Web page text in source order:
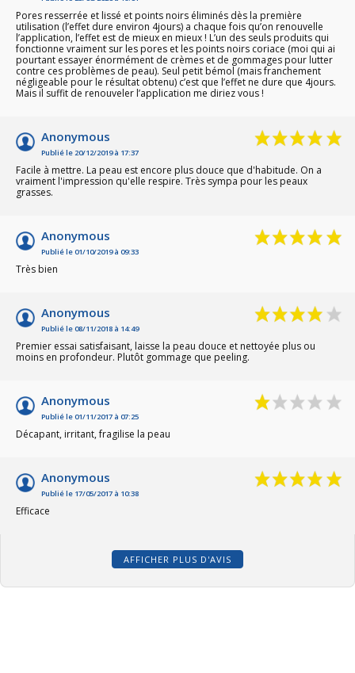
Pores resserrée et lissé et points noirs éliminés dès la première
utilisation (l’effet dure environ 4jours) a chaque fois qu’on renouvelle
l’application, l’effet est de mieux en mieux ! L’un des seuls produits qui
fonctionne vraiment sur les pores et les points noirs coriace (moi qui ai
pourtant essayer énormément de crèmes et de gommages pour lutter
contre ces problèmes de peau). Seul petit bémol (mais franchement
négligeable pour le résultat obtenu) c’est que l’effet ne dure que 4jours.
Mais il suffit de renouveler l’application me diriez vous !
Anonymous
Publié le 20/12/2019 à 17:37
Facile à mettre. La peau est encore plus douce que d'habitude. On a
vraiment l'impression qu'elle respire. Très sympa pour les peaux
grasses.
Anonymous
Publié le 01/10/2019 à 09:33
Très bien
Anonymous
Publié le 08/11/2018 à 14:49
Premier essai satisfaisant, laisse la peau douce et nettoyée plus ou
moins en profondeur. Plutôt gommage que peeling.
Anonymous
Publié le 01/11/2017 à 07:25
Décapant, irritant, fragilise la peau
Anonymous
Publié le 17/05/2017 à 10:38
Efficace
AFFICHER PLUS D'AVIS